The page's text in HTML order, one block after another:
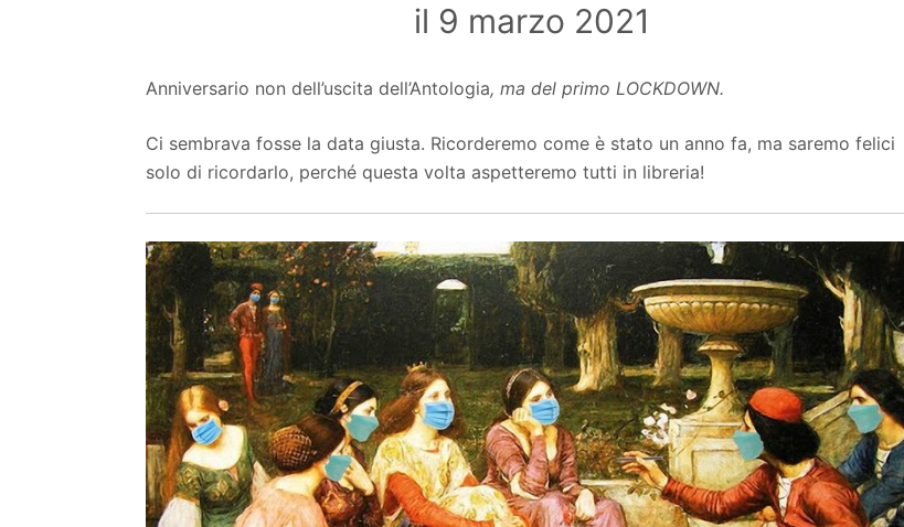
il 9 marzo 2021
Anniversario non dell’uscita dell’Antologia, ma del primo LOCKDOWN.
Ci sembrava fosse la data giusta. Ricorderemo come è stato un anno fa, ma saremo felici
solo di ricordarlo, perché questa volta aspetteremo tutti in libreria!